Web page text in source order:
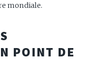
mondiale.
POINT DE